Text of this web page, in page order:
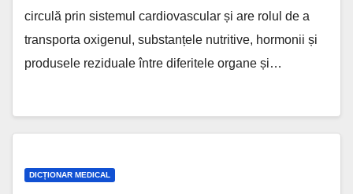
circulă prin sistemul cardiovascular și are rolul de a
transporta oxigenul, substanțele nutritive, hormonii și
produsele reziduale între diferitele organe și…
DICȚIONAR MEDICAL